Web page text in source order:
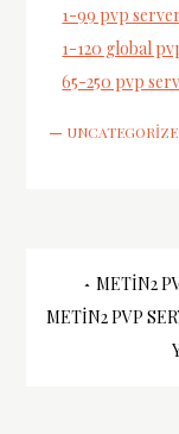
1-99 pvp
1-120 global
65-250 pvp
YazıMETIN2
METIN2 PVP